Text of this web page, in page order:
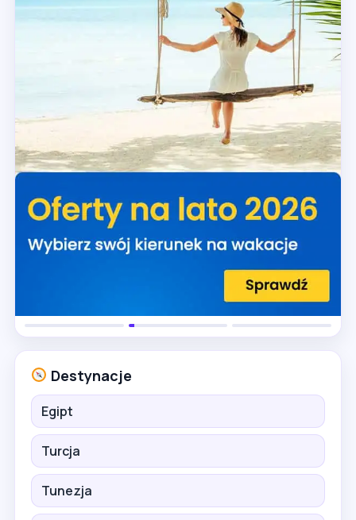
Destynacje
Egipt
Turcja
Tunezja